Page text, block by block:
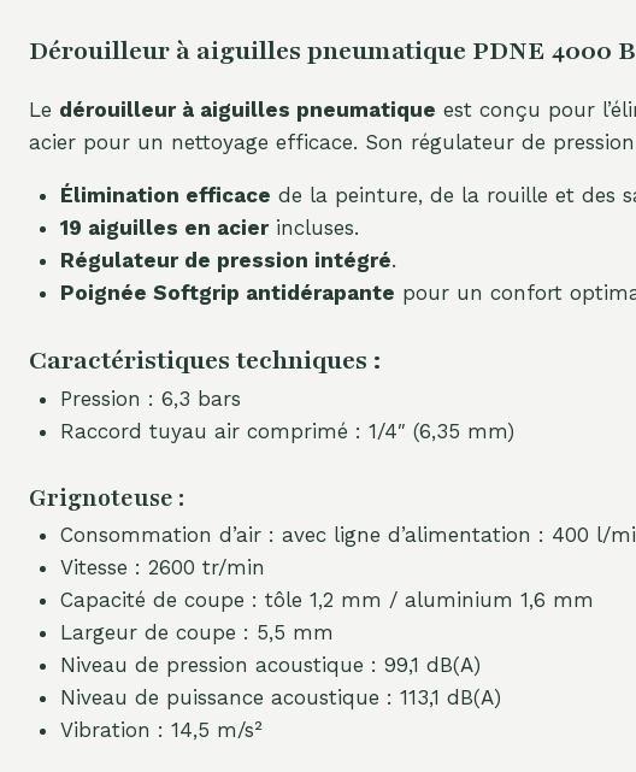
Dérouilleur à aiguilles pneumatique PDNE 4000
Le dérouilleur à aiguilles pneumatique est conçu pour
acier pour un nettoyage efficace. Son régulateur de
Élimination efficace de la peinture, de la rouille et des
19 aiguilles en acierincluses.
Régulateur de pression intégré.
Poignée Softgrip antidérapante pour un confort
Caractéristiques techniques :
Pression : 6,3 bars
Raccord tuyau air comprimé : 1/4″ (6,35 mm)
Grignoteuse :
Consommation d’air : avec ligne d’alimentation : 400 l/
Vitesse : 2600 tr/min
Capacité de coupe : tôle 1,2 mm / aluminium 1,6 mm
Largeur de coupe : 5,5 mm
Niveau de pression acoustique : 99,1 dB(A)
Niveau de puissance acoustique : 113,1 dB(A)
Vibration : 14,5 m/s²